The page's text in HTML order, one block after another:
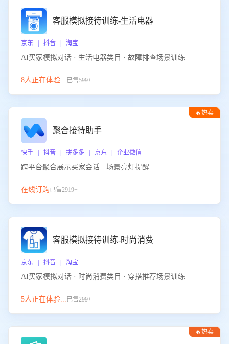
客服模拟接待训练-生活电器
京东 | 抖音 | 淘宝
AI买家模拟对话 · 生活电器类目 · 故障排查场景训练
8人正在体验...已售599+
🔥热卖
聚合接待助手
快手 | 抖音 | 拼多多 | 京东 | 企业微信
跨平台聚合展示买家会话 · 场景亮灯提醒
在线订购已售2919+
客服模拟接待训练-时尚消费
京东 | 抖音 | 淘宝
AI买家模拟对话 · 时尚消费类目 · 穿搭推荐场景训练
5人正在体验...已售299+
🔥热卖